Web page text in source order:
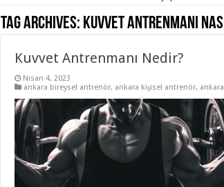
Tag Archives: kuvvet antrenmanı
Kuvvet Antrenmanı Nedir?
Nisan 4, 2023
ankara bireysel antrenör, ankara kişisel antrenör,